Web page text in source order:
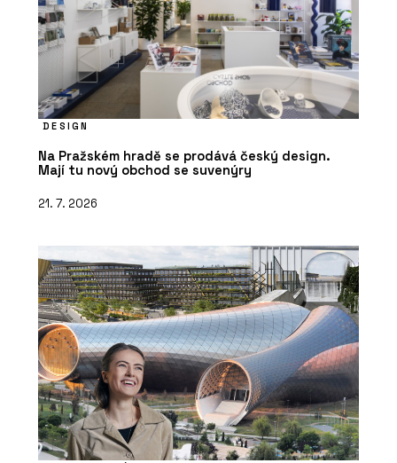
DESIGN
Na Pražském hradě se prodává český design.
Mají tu nový obchod se suvenýry
21. 7. 2026